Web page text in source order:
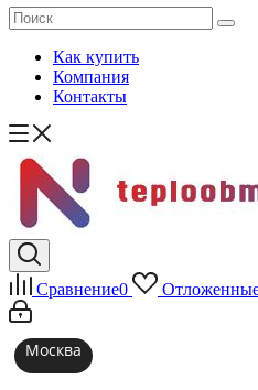
Как купить
Компания
Контакты
Сравнение0
Москва